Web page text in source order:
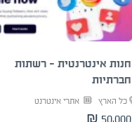
חנות אינטרנטית - רשתות
חברתיות
כל הארץ אתרי אינטרנט
50,000 ₪